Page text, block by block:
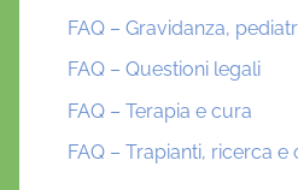
FAQ – Gravidanza,
FAQ – Questioni legali
FAQ – Terapia e cura
FAQ – Trapianti, ricerca